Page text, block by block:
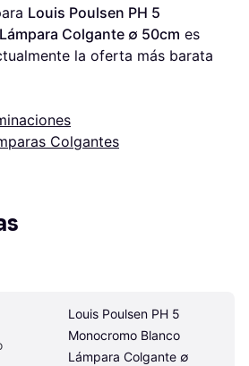
Louis Poulsen PH 5
Colgante ∅ 50cm
la oferta más barata
Colgantes
Louis Poulsen PH 5
Monocromo Blanco
Lámpara Colgante ∅